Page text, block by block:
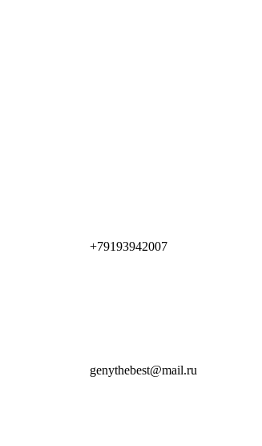
+79193942007
genythebest@mail.ru